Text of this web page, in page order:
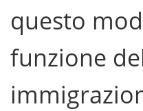
questo
funzione